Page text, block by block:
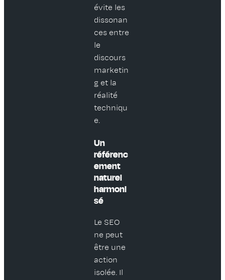
évite les
dissonan
ces entre
le
discours
marketin
g et la
réalité
techniqu
e.
Un
référenc
ement
naturel
harmoni
sé
Le SEO
ne peut
être une
action
isolée. Il